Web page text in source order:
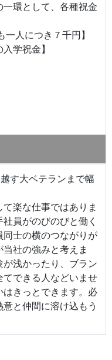
環として、各種祝金
人につき７千円】
学祝金】
す大ベテランまで幅
楽な仕事ではありま
員がのびのびと働く
士の横のつながりが
社の強みと考えま
浅かったり、ブラン
できる人などいませ
きっとできます。必
と仲間に溶け込もう